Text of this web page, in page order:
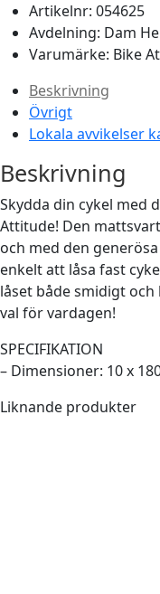
Artikelnr: 054625
Avdelning: Dam
Varumärke: Bike
Beskrivning
Övrigt
Lokala avvikelser
Beskrivning
Skydda din cykel med
Attitude! Den
och med den
enkelt att låsa fast
låset både smidigt
val för vardagen!
SPECIFIKATION
– Dimensioner: 10 x
Liknande produkter